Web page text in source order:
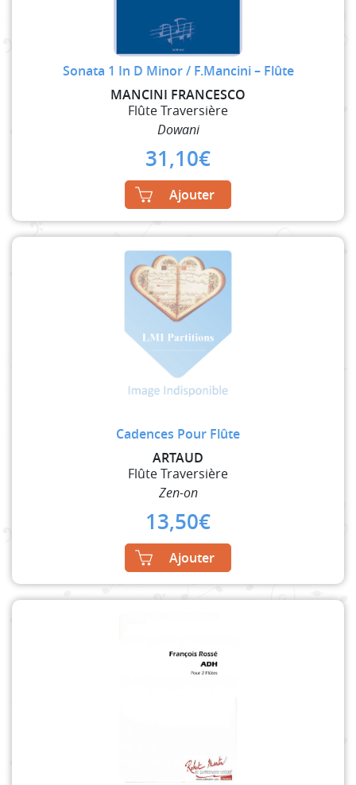
Sonata 1 In D Minor / F.Mancini – Flûte
MANCINI FRANCESCO
Flûte Traversière
Dowani
31,10€
Ajouter
Cadences Pour Flûte
ARTAUD
Flûte Traversière
Zen-on
13,50€
Ajouter